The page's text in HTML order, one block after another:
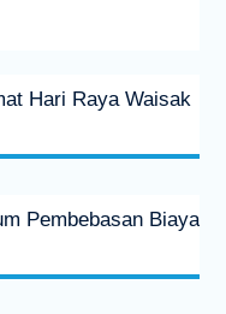
Hari Raya Waisak
Pembebasan Biaya